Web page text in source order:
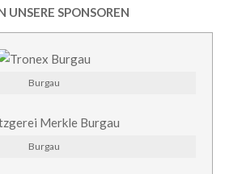
SPONSOREN
Burgau
Burgau